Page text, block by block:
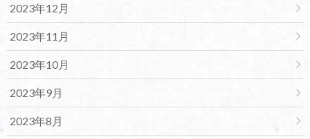
2023年12月
2023年11月
2023年10月
2023年9月
2023年8月